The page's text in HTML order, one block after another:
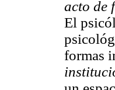
acto de
El
formas